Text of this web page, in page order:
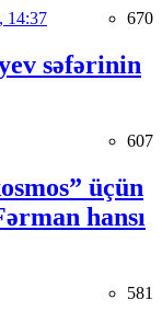
14:37 670
səfərinin
607
üçün
hansı
581